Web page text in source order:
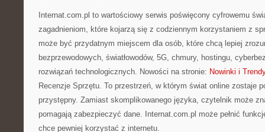
Internat.com.pl to wartościowy serwis poświęcony cyfrowemu
zagadnieniom, które kojarzą się z codziennym korzystaniem z
może być przydatnym miejscem dla osób, które chcą lepiej
bezprzewodowych, światłowodów, 5G, chmury, hostingu,
rozwiązań technologicznych. Nowości na stronie: Nowinki i
Recenzje Sprzętu. To przestrzeń, w którym świat online zostaje
przystępny. Zamiast skomplikowanego języka, czytelnik może
pomagają zabezpieczyć dane. Internat.com.pl może pełnić
chce pewniej korzystać z internetu.